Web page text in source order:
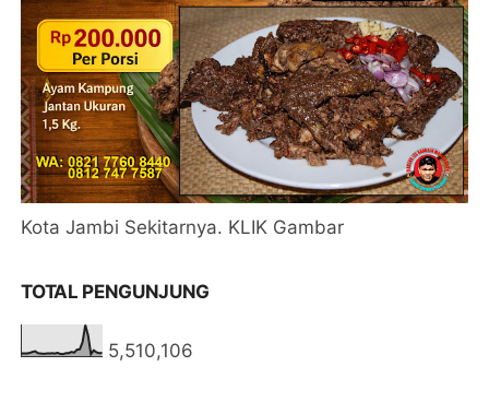
Kota Jambi Sekitarnya. KLIK Gambar
TOTAL PENGUNJUNG
5,510,106